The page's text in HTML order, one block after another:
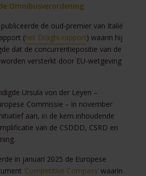
Omnibusverordening
de oud-premier van Italië
(het Draghi-rapport) waarin hij
dat de concurrentiepositie van de
versterkt door EU-wetgeving
Ursula von der Leyen –
Commissie – in november
aan, in de kern inhoudende
van de CSDDD, CSRD en
in januari 2025 de Europese
‘Competitive Compass’ waarin